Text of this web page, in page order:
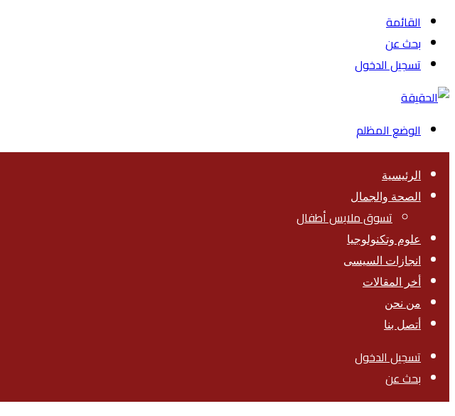
القائمة
بحث عن
تسجيل الدخول
الوضع المظلم
الرئيسية
الصحة والجمال
تسوق ملابس أطفال
علوم وتكنولوجيا
انجازات السيسى
أخر المقالات
من نحن
أتصل بنا
تسجيل الدخول
بحث عن